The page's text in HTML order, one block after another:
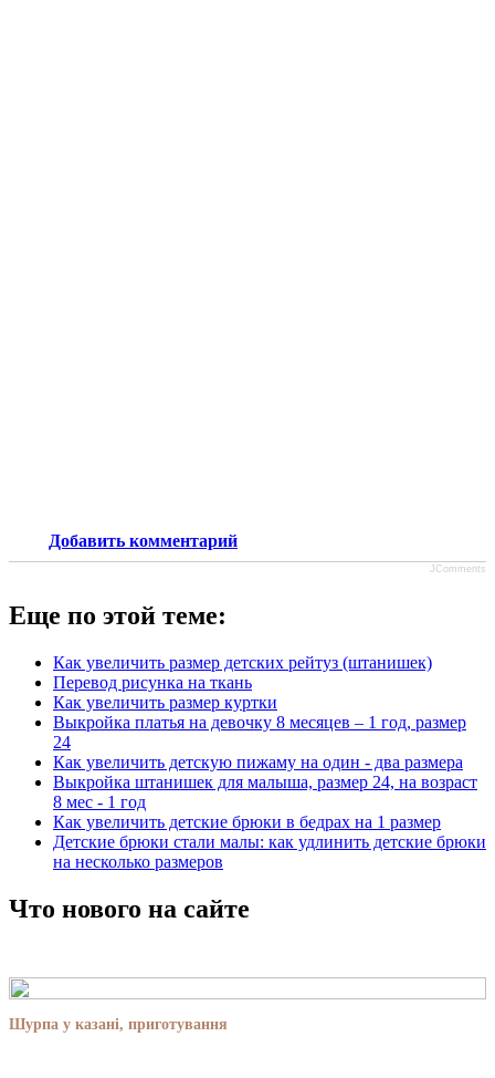
Добавить комментарий
JComments
Еще по этой теме:
Как увеличить размер детских рейтуз (штанишек)
Перевод рисунка на ткань
Как увеличить размер куртки
Выкройка платья на девочку 8 месяцев – 1 год, размер
24
Как увеличить детскую пижаму на один - два размера
Выкройка штанишек для малыша, размер 24, на возраст
8 мес - 1 год
Как увеличить детские брюки в бедрах на 1 размер
Детские брюки стали малы: как удлинить детские брюки
на несколько размеров
Что нового на сайте
Шурпа у казані, приготування